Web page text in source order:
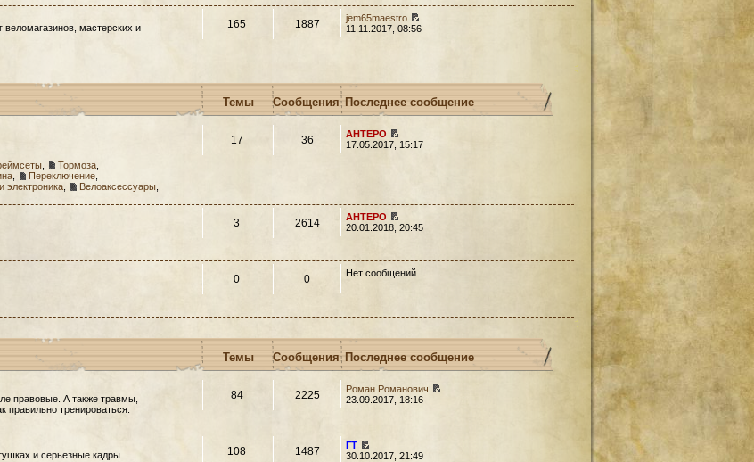
веломагазинов, мастерских и
165 1887
jem65maestro
11.11.2017, 08:56
Темы Сообщения Последнее сообщение
Тормоза
Переключение
электроника Велоаксессуары
17 36
AHTEPO
17.05.2017, 15:17
3 2614
AHTEPO
20.01.2018, 20:45
0 0 Нет сообщений
Темы Сообщения Последнее сообщение
правовые. А также травмы,
правильно тренироваться.
84 2225
Роман Романович
23.09.2017, 18:16
и серьезные кадры
108 1487
ГТ
30.10.2017, 21:49